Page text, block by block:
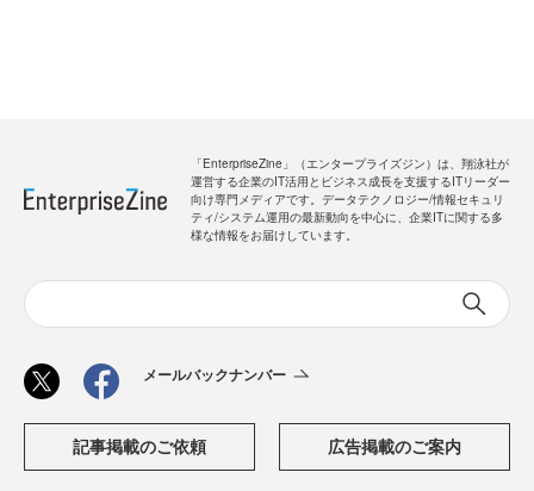
「EnterpriseZine」（エンタープライズジン）は、翔泳社が
運営する企業のIT活用とビジネス成長を支援するITリーダー
向け専門メディアです。データテクノロジー/情報セキュリ
ティ/システム運用の最新動向を中心に、企業ITに関する多
様な情報をお届けしています。
メールバックナンバー
記事掲載のご依頼 広告掲載のご案内